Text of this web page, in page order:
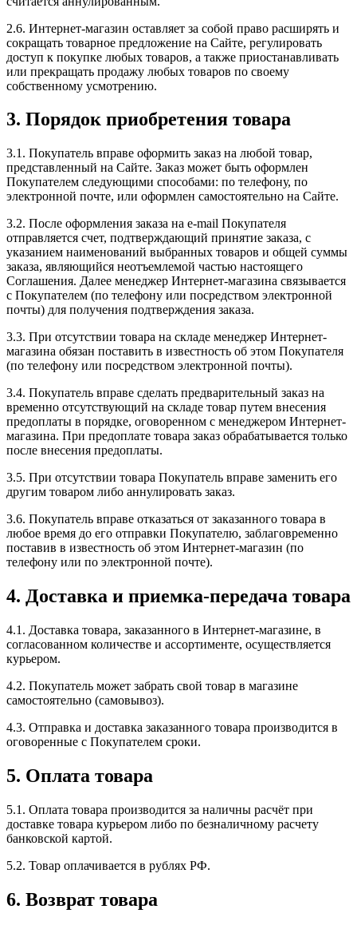
2.6. Интернет-магазин оставляет за собой право расширять и
сокращать товарное предложение на Сайте, регулировать
доступ к покупке любых товаров, а также приостанавливать
или прекращать продажу любых товаров по своему
собственному усмотрению.
3. Порядок приобретения товара
3.1. Покупатель вправе оформить заказ на любой товар,
представленный на Сайте. Заказ может быть оформлен
Покупателем следующими способами: по телефону, по
электронной почте, или оформлен самостоятельно на Сайте.
3.2. После оформления заказа на e-mail Покупателя
отправляется счет, подтверждающий принятие заказа, с
указанием наименований выбранных товаров и общей суммы
заказа, являющийся неотъемлемой частью настоящего
Соглашения. Далее менеджер Интернет-магазина связывается
с Покупателем (по телефону или посредством электронной
почты) для получения подтверждения заказа.
3.3. При отсутствии товара на складе менеджер Интернет-
магазина обязан поставить в известность об этом Покупателя
(по телефону или посредством электронной почты).
3.4. Покупатель вправе сделать предварительный заказ на
временно отсутствующий на складе товар путем внесения
предоплаты в порядке, оговоренном с менеджером Интернет-
магазина. При предоплате товара заказ обрабатывается только
после внесения предоплаты.
3.5. При отсутствии товара Покупатель вправе заменить его
другим товаром либо аннулировать заказ.
3.6. Покупатель вправе отказаться от заказанного товара в
любое время до его отправки Покупателю, заблаговременно
поставив в известность об этом Интернет-магазин (по
телефону или по электронной почте).
4. Доставка и приемка-передача товара
4.1. Доставка товара, заказанного в Интернет-магазине, в
согласованном количестве и ассортименте, осуществляется
курьером.
4.2. Покупатель может забрать свой товар в магазине
самостоятельно (самовывоз).
4.3. Отправка и доставка заказанного товара производится в
оговоренные с Покупателем сроки.
5. Оплата товара
5.1. Оплата товара производится за наличны расчёт при
доставке товара курьером либо по безналичному расчету
банковской картой.
5.2. Товар оплачивается в рублях РФ.
6. Возврат товара